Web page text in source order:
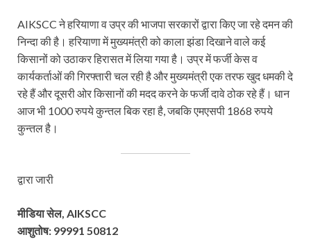
AIKSCC ने हरियाणा व उप्र की भाजपा सरकारों द्वारा किए जा रहे दमन की
निन्दा की है। हरियाणा में मुख्यमंत्री को काला झंडा दिखाने वाले कई
किसानों को उठाकर हिरासत में लिया गया है। उप्र में फर्जी केस व
कार्यकर्ताओं की गिरफ्तारी चल रही है और मुख्यमंत्री एक तरफ खुद धमकी दे
रहे हैं और दूसरी ओर किसानों की मदद करने के फर्जी दावे ठोक रहे हैं। धान
आज भी 1000 रुपये कुन्तल बिक रहा है, जबकि एमएसपी 1868 रुपये
कुन्तल है।
द्वारा जारी
मीडिया सेल, AIKSCC
आशुतोष: 99991 50812